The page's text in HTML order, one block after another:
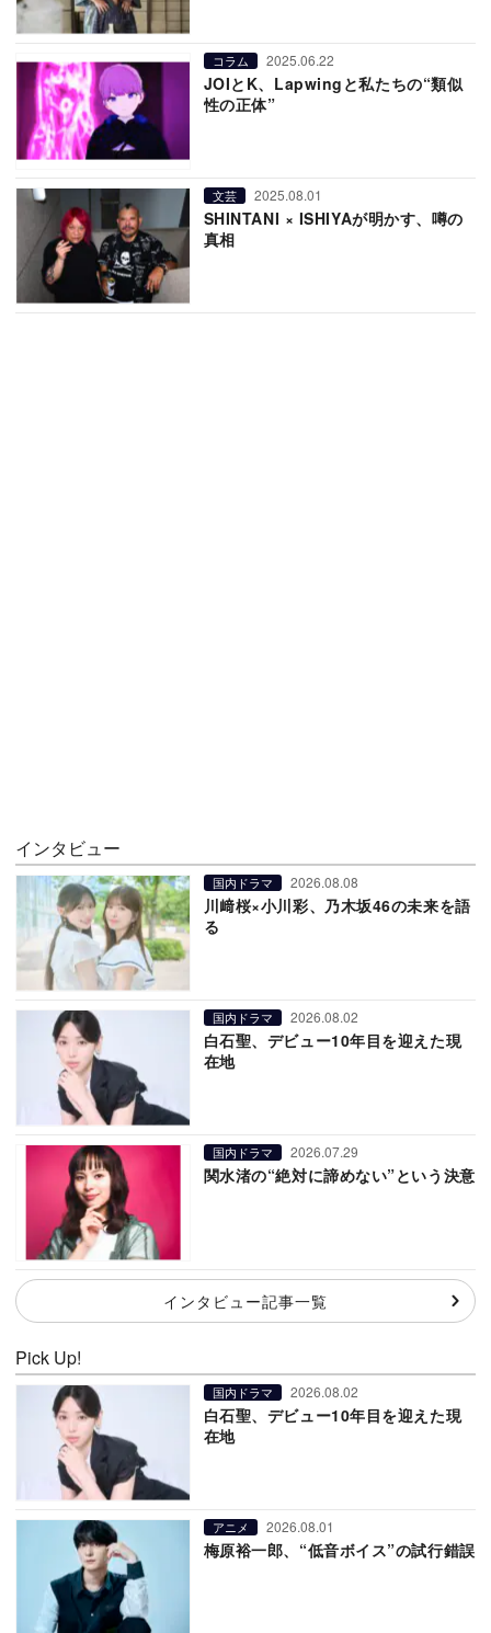
コラム 2025.06.22
JOIとK、Lapwingと私たちの“類似
性の正体”
文芸 2025.08.01
SHINTANI × ISHIYAが明かす、噂の
真相
インタビュー
国内ドラマ 2026.08.08
川﨑桜×小川彩、乃木坂46の未来を語
る
国内ドラマ 2026.08.02
白石聖、デビュー10年目を迎えた現
在地
国内ドラマ 2026.07.29
関水渚の“絶対に諦めない”という決意
インタビュー記事一覧
Pick Up!
国内ドラマ 2026.08.02
白石聖、デビュー10年目を迎えた現
在地
アニメ 2026.08.01
梅原裕一郎、“低音ボイス”の試行錯誤